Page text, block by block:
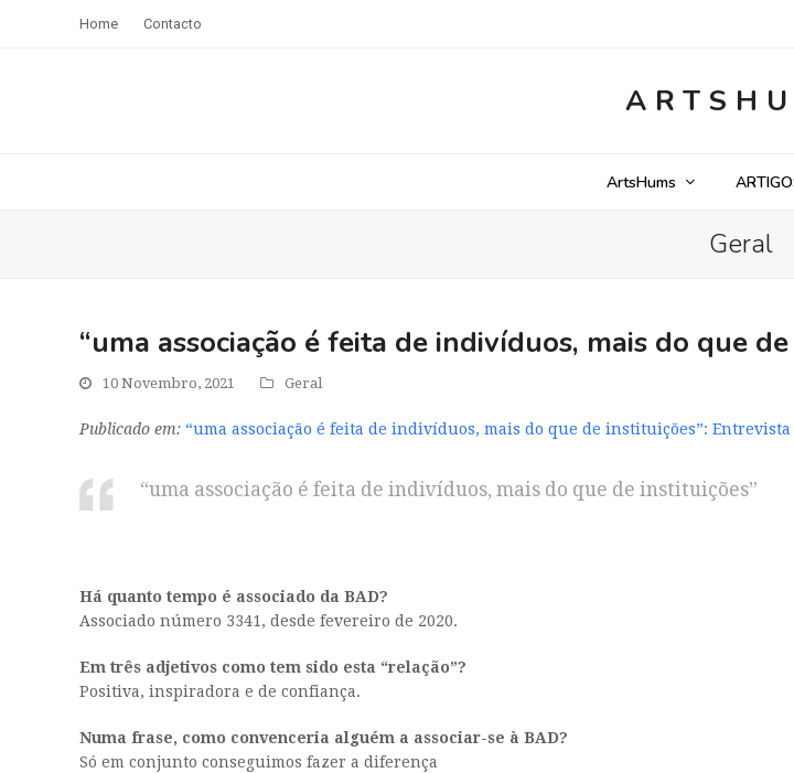
Home Contacto
ArtsHums
Geral
“uma associação é feita de indivíduos, mais do que
10 Novembro, 2021 Geral
Publicado em: “uma associação é feita de indivíduos, mais do que de instituições”:
“uma associação é feita de indivíduos, mais do que de instituições”
Há quanto tempo é associado da BAD?
Associado número 3341, desde fevereiro de 2020.
Em três adjetivos como tem sido esta “relação”?
Positiva, inspiradora e de confiança.
Numa frase, como convenceria alguém a associar-se à BAD?
Só em conjunto conseguimos fazer a diferença